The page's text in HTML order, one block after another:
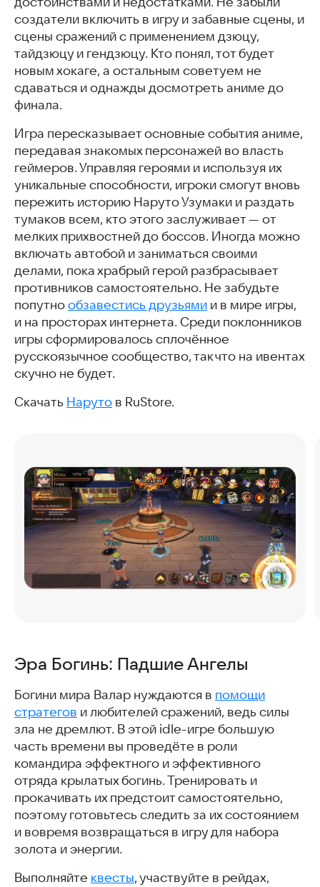
создатели включить в игру и забавные сцены, и
сцены сражений с применением дзюцу,
тайдзюцу и гендзюцу. Кто понял, тот будет
новым хокаге, а остальным советуем не
сдаваться и однажды досмотреть аниме до
финала.
Игра пересказывает основные события аниме,
передавая знакомых персонажей во власть
геймеров. Управляя героями и используя их
уникальные способности, игроки смогут вновь
пережить историю Наруто Узумаки и раздать
тумаков всем, кто этого заслуживает — от
мелких прихвостней до боссов. Иногда можно
включать автобой и заниматься своими
делами, пока храбрый герой разбрасывает
противников самостоятельно. Не забудьте
попутно обзавестись друзьями и в мире игры,
и на просторах интернета. Среди поклонников
игры сформировалось сплочённое
русскоязычное сообщество, так что на ивентах
скучно не будет.
Скачать Наруто в RuStore.
Эра Богинь: Падшие Ангелы
Богини мира Валар нуждаются в помощи
стратегов и любителей сражений, ведь силы
зла не дремлют. В этой idle-игре большую
часть времени вы проведёте в роли
командира эффектного и эффективного
отряда крылатых богинь. Тренировать и
прокачивать их предстоит самостоятельно,
поэтому готовьтесь следить за их состоянием
и вовремя возвращаться в игру для набора
золота и энергии.
Выполняйте квесты, участвуйте в рейдах,